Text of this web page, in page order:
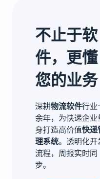
不止于软
件，更懂
您的业务
深耕物流软件行业
余年，为快递企业
身打造高价值快递
理系统。透明化开
流程，周报实时同
步。